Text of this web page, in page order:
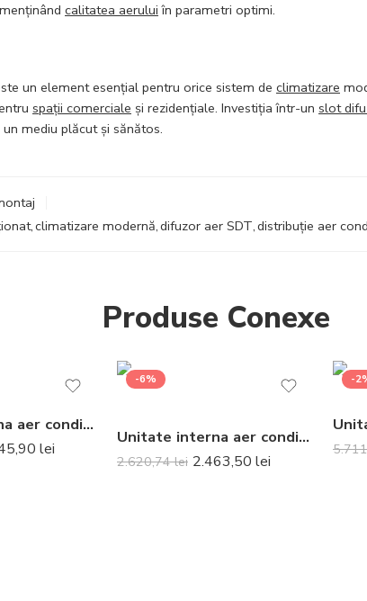
calitatea aerului în parametri optimi.
un element esențial pentru orice sistem de climatizare
spații comerciale și rezidențiale. Investiția într-un slot
mediu plăcut și sănătos.
,climatizare modernă,difuzor aer SDT,distribuție aer
Produse Conexe
Unitate interna aer conditionat tip consola Mitsubishi Electric MFZ-KT50VG 18000 BTU
lei
-6%
Unitate interna aer conditionat tip split de perete Daikin Stylish Bluevolution CTXA15AW 5000 BTU White
2.620,74lei 2.463,50 lei
-